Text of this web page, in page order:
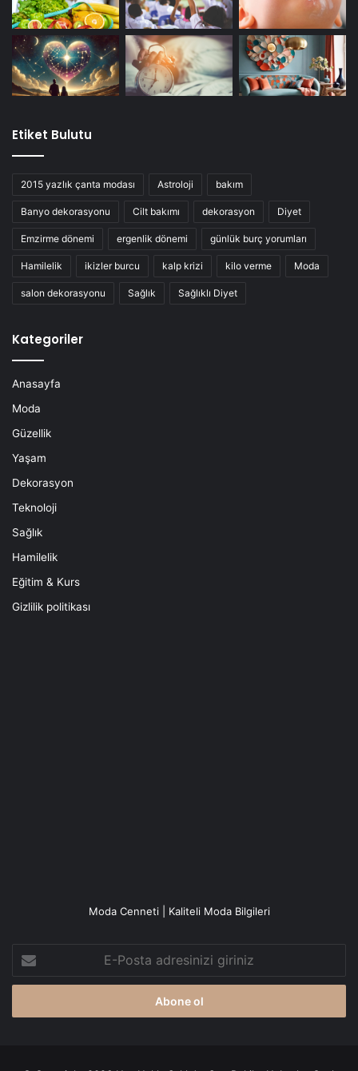
Etiket Bulutu
2015 yazlık çanta modası Astroloji bakım
Banyo dekorasyonu Cilt bakımı dekorasyon Diyet
Emzirme dönemi ergenlik dönemi günlük burç yorumları
Hamilelik ikizler burcu kalp krizi kilo verme Moda
salon dekorasyonu Sağlık Sağlıklı Diyet
Kategoriler
Anasayfa
Moda
Güzellik
Yaşam
Dekorasyon
Teknoloji
Sağlık
Hamilelik
Eğitim & Kurs
Gizlilik politikası
Moda Cenneti | Kaliteli Moda Bilgileri
Posta
adresinizi